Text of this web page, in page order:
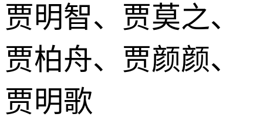
贾明智、贾莫之、
贾柏舟、贾颜颜、
贾明歌